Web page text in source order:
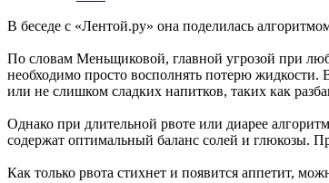
В беседе с «Лентой.ру» она поделилась
По словам Меньщиковой, главной угрозой при
необходимо просто восполнять потерю жидкости.
или не слишком сладких напитков, таких как
Однако при длительной рвоте или диарее
содержат оптимальный баланс солей и глюкозы.
Как только рвота стихнет и появится аппетит,